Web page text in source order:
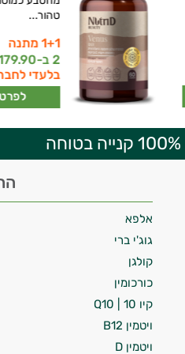
טהור...
1+1 מתנה
2 ב-
בלעדי
אלפא
גוג'י ברי
קולגן
כורכומין
קיו 10 | Q10
ויטמין B12
ויטמין D